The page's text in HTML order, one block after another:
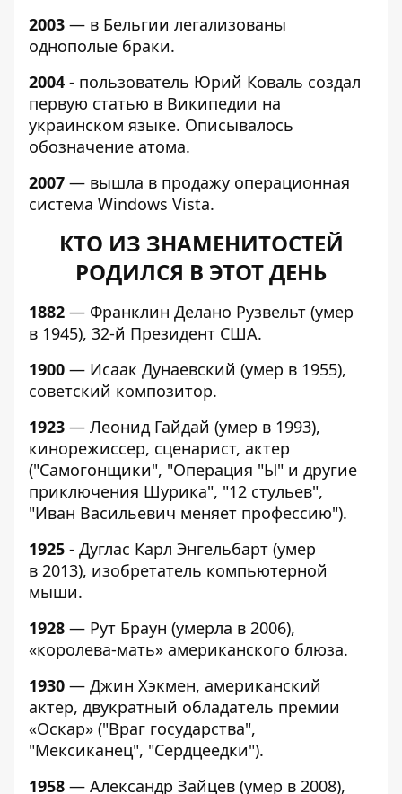
2003 — в Бельгии легализованы
однополые браки.
2004 - пользователь Юрий Коваль создал
первую статью в Википедии на
украинском языке. Описывалось
обозначение атома.
2007 — вышла в продажу операционная
система Windows Vista.
КТО ИЗ ЗНАМЕНИТОСТЕЙ
РОДИЛСЯ В ЭТОТ ДЕНЬ
1882 — Франклин Делано Рузвельт (умер
в 1945), 32-й Президент США.
1900 — Исаак Дунаевский (умер в 1955),
советский композитор.
1923 — Леонид Гайдай (умер в 1993),
кинорежиссер, сценарист, актер
("Самогонщики", "Операция "Ы" и другие
приключения Шурика", "12 стульев",
"Иван Васильевич меняет профессию").
1925 - Дуглас Карл Энгельбарт (умер
в 2013), изобретатель компьютерной
мыши.
1928 — Рут Браун (умерла в 2006),
«королева-мать» американского блюза.
1930 — Джин Хэкмен, американский
актер, двукратный обладатель премии
«Оскар» ("Враг государства",
"Мексиканец", "Сердцеедки").
1958 — Александр Зайцев (умер в 2008),